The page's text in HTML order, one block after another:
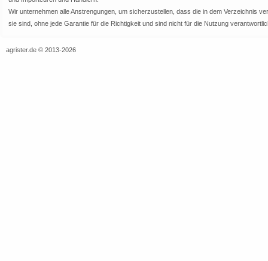
Wir unternehmen alle Anstrengungen, um sicherzustellen, dass die in dem Verzeichnis
sie sind, ohne jede Garantie für die Richtigkeit und sind nicht für die Nutzung
agrister.de © 2013-2026